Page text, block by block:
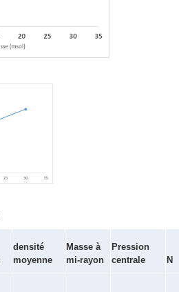
densité
moyenne
Masse à
mi-rayon
Pression
centrale
N